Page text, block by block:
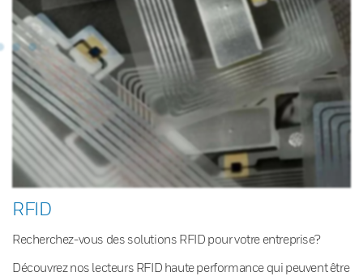
RFID
Recherchez-vous des solutions RFID pour votre entreprise?
Découvrez nos lecteurs RFID haute performance qui peuvent être